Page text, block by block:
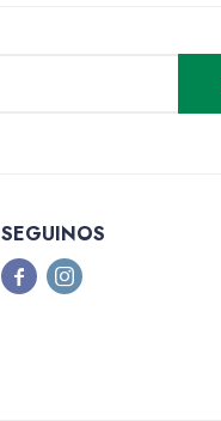
SEGUINOS
 